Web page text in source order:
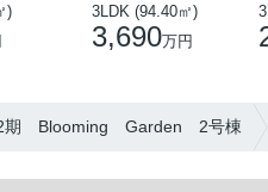
)
3LDK (94.40㎡)
3,690万円
2期 Blooming Garden 2号棟